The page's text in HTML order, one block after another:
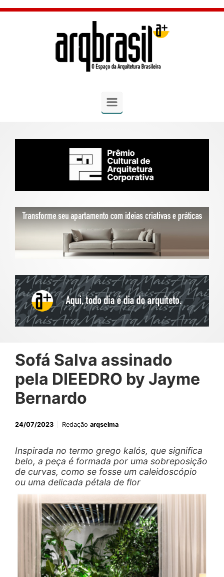
Skip to main content
Sofá Salva assinado
pela DIEEDRO by Jayme
Bernardo
24/07/2023 Redação arqselma
Inspirada no termo grego kalós, que significa
belo, a peça é formada por uma sobreposição
de curvas, como se fosse um caleidoscópio
ou uma delicada pétala de flor